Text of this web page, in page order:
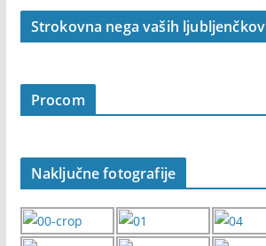
Strokovna nega vaših ljubljenčkov
Procom
Naključne fotografije